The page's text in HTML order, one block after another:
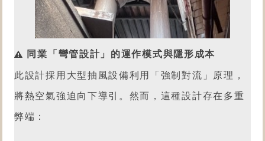
同業「彎管設計」的運作模式與隱形成本
此設計採用大型抽風設備利用「強制對流」原理，
將熱空氣強迫向下導引。然而，這種設計存在多重
弊端：